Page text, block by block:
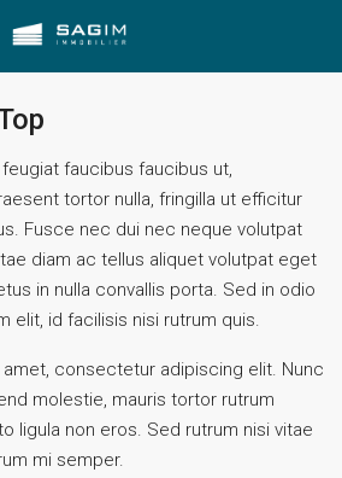
faucibus faucibus ut,
tortor nulla, fringilla ut efficitur
Fusce nec dui nec neque volutpat
diam ac tellus aliquet volutpat eget
in nulla convallis porta. Sed in odio
elit, id facilisis nisi rutrum quis.
consectetur adipiscing elit. Nunc
molestie, mauris tortor rutrum
ligula non eros. Sed rutrum nisi vitae
mi semper.